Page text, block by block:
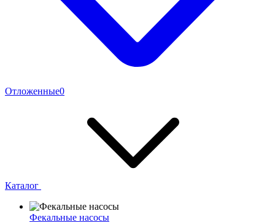
Отложенные0
Каталог
Фекальные насосы